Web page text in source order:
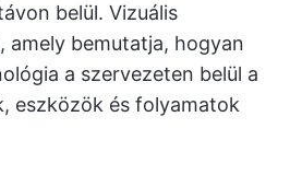
belül. Vizuális
amely bemutatja, hogyan
a szervezeten belül a
eszközök és folyamatok